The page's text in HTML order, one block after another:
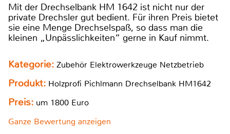
Mit der Drechselbank HM 1642 ist nicht nur der
private Drechsler gut bedient. Für ihren Preis bietet
sie eine Menge Drechselspaß, so dass man die
kleinen „Unpässlichkeiten“ gerne in Kauf nimmt.
Kategorie: Zubehör Elektrowerkzeuge Netzbetrieb
Produkt: Holzprofi Pichlmann Drechselbank HM1642
Preis: um 1800 Euro
Ganze Bewertung anzeigen